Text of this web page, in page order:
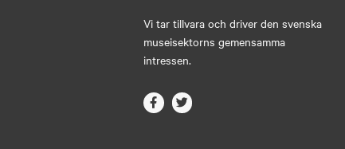
Vi tar tillvara och driver den svenska
museisektorns gemensamma
intressen.